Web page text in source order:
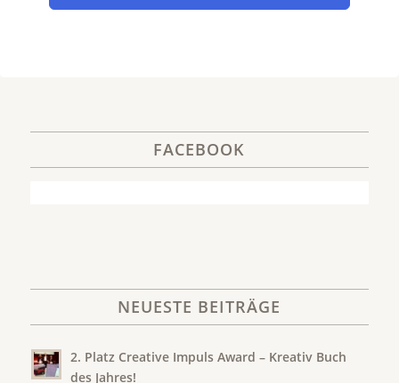
FACEBOOK
NEUESTE BEITRÄGE
2. Platz Creative Impuls Award – Kreativ Buch
des Jahres!